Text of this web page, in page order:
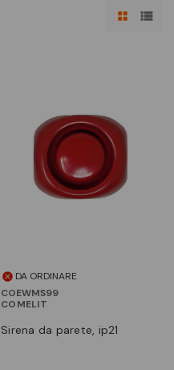
DA ORDINARE
COEWMS99
COMELIT
sirena da parete, ip21